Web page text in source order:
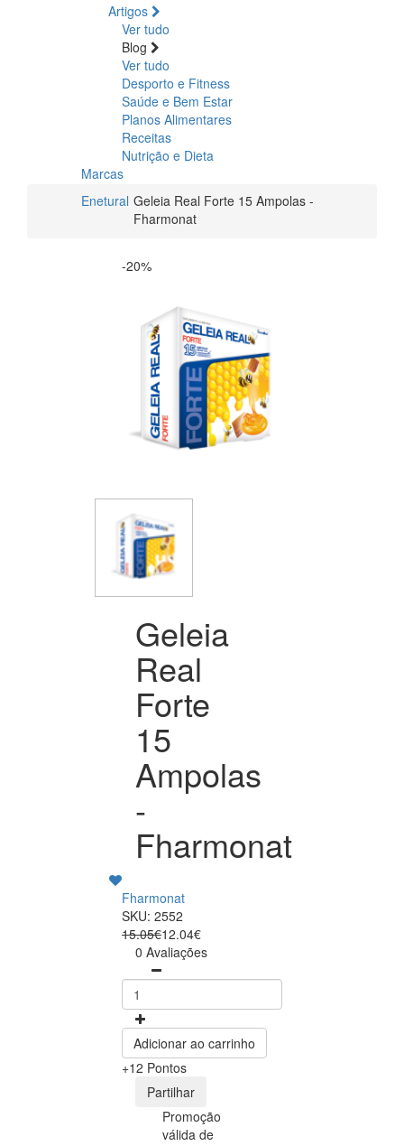
Artigos
Ver tudo
Blog
Ver tudo
Desporto e Fitness
Saúde e Bem Estar
Planos Alimentares
Receitas
Nutrição e Dieta
Marcas
Enetural Geleia Real Forte 15 Ampolas -
Fharmonat
-20%
Geleia
Real
Forte
15
Ampolas
-
Fharmonat
Fharmonat
SKU: 2552
15.05€12.04€
0 Avaliações
Adicionar ao carrinho
+12 Pontos
Partilhar
Promoção
válida de